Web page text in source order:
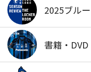
2025ブル
書籍・